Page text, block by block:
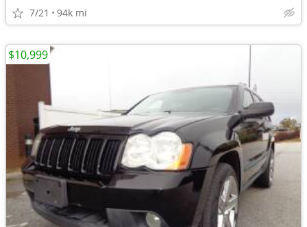
7/21 94k mi
$10,999